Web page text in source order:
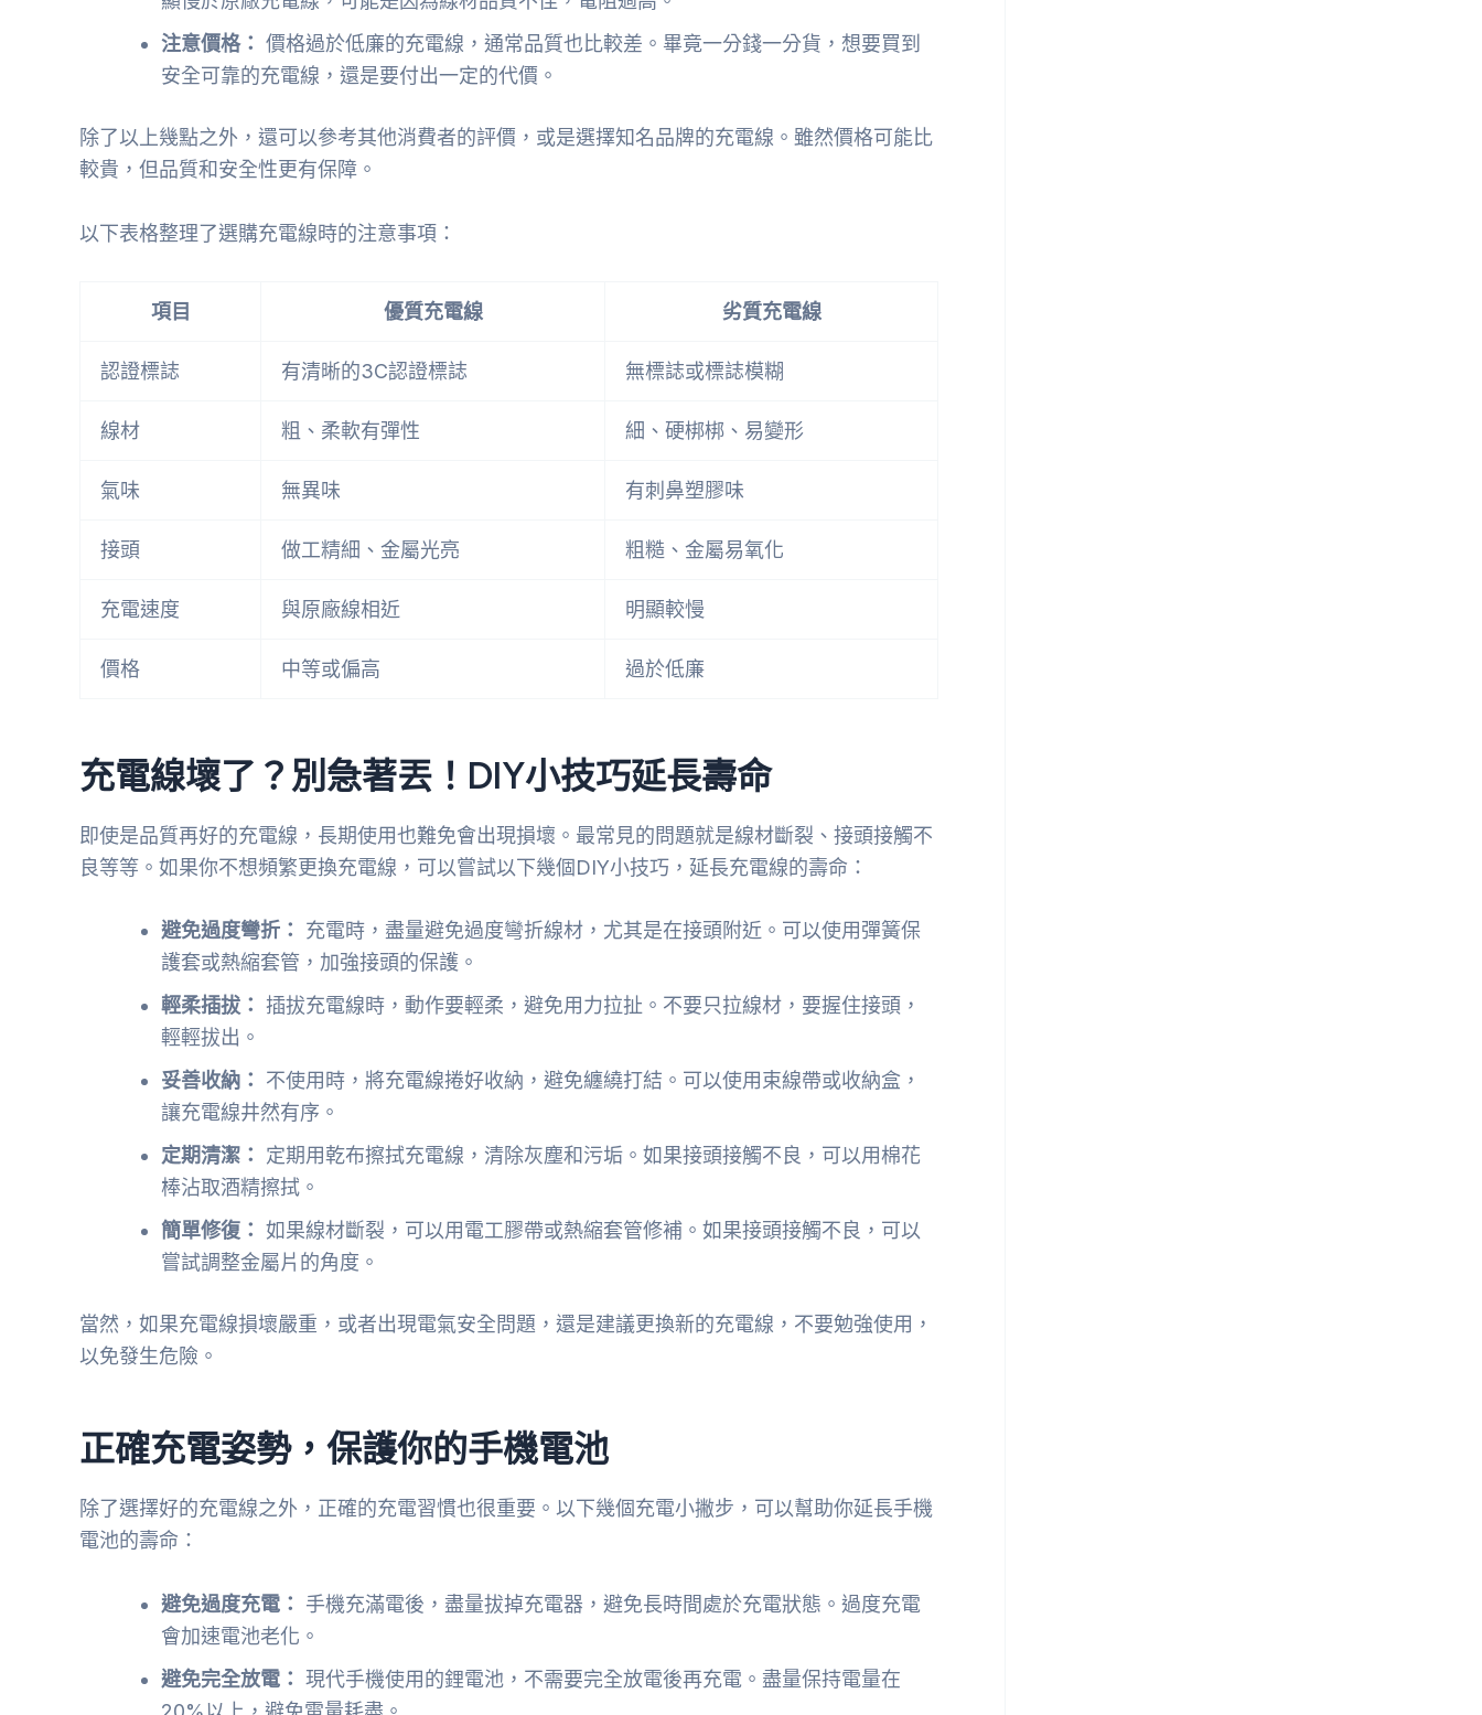
注意價格： 價格過於低廉的充電線，通常品質也比較差。畢竟一分錢一分貨，想要買到
安全可靠的充電線，還是要付出一定的代價。
除了以上幾點之外，還可以參考其他消費者的評價，或是選擇知名品牌的充電線。雖然價格可能比
較貴，但品質和安全性更有保障。
以下表格整理了選購充電線時的注意事項：
項目 優質充電線 劣質充電線
認證標誌 有清晰的3C認證標誌 無標誌或標誌模糊
線材 粗、柔軟有彈性 細、硬梆梆、易變形
氣味 無異味 有刺鼻塑膠味
接頭 做工精細、金屬光亮 粗糙、金屬易氧化
充電速度 與原廠線相近 明顯較慢
價格 中等或偏高 過於低廉
充電線壞了？別急著丟！DIY小技巧延長壽命
即使是品質再好的充電線，長期使用也難免會出現損壞。最常見的問題就是線材斷裂、接頭接觸不
良等等。如果你不想頻繁更換充電線，可以嘗試以下幾個DIY小技巧，延長充電線的壽命：
避免過度彎折：
充電時，盡量避免過度彎折線材，尤其是在接頭附近。可以使用彈簧保
護套或熱縮套管，加強接頭的保護。
輕柔插拔： 插拔充電線時，動作要輕柔，避免用力拉扯。不要只拉線材，要握住接頭，
輕輕拔出。
妥善收納：
不使用時，將充電線捲好收納，避免纏繞打結。可以使用束線帶或收納盒，
讓充電線井然有序。
定期清潔：
定期用乾布擦拭充電線，清除灰塵和污垢。如果接頭接觸不良，可以用棉花
棒沾取酒精擦拭。
簡單修復： 如果線材斷裂，可以用電工膠帶或熱縮套管修補。如果接頭接觸不良，可以
嘗試調整金屬片的角度。
當然，如果充電線損壞嚴重，或者出現電氣安全問題，還是建議更換新的充電線，不要勉強使用，
以免發生危險。
正確充電姿勢，保護你的手機電池
除了選擇好的充電線之外，正確的充電習慣也很重要。以下幾個充電小撇步，可以幫助你延長手機
電池的壽命：
避免過度充電：
手機充滿電後，盡量拔掉充電器，避免長時間處於充電狀態。過度充電
會加速電池老化。
避免完全放電： 現代手機使用的鋰電池，不需要完全放電後再充電。盡量保持電量在